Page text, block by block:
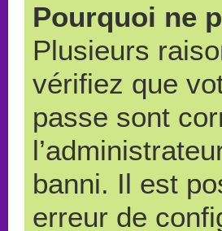
Pourquoi ne
Plusieurs
vérifiez que
passe sont
banni. Il est
erreur de